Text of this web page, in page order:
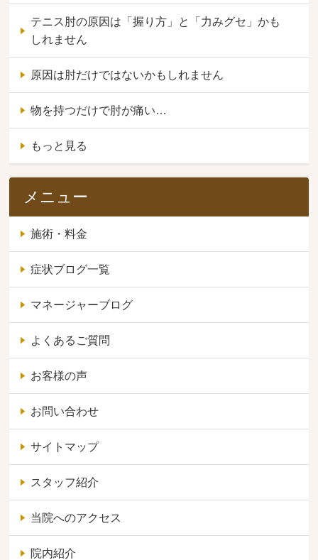
テニス肘の原因は「握り方」と「力みグセ」かも
しれません
原因は肘だけではないかもしれません
物を持つだけで肘が痛い…
もっと見る
メニュー
施術・料金
症状ブログ一覧
マネージャーブログ
よくあるご質問
お客様の声
お問い合わせ
サイトマップ
スタッフ紹介
当院へのアクセス
院内紹介